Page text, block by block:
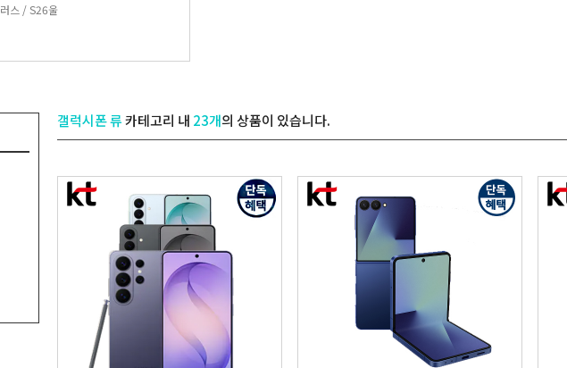
스 / S26울
갤럭시폰 류카테고리 내 23개의 상품이 있습니다.